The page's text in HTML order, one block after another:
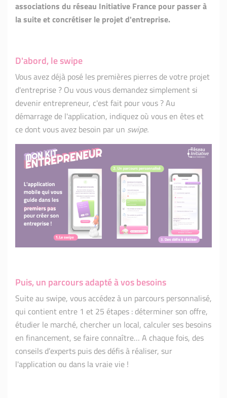
associations du réseau Initiative France pour passer à
la suite et concrétiser le projet d'entreprise.
D'abord, le swipe
Vous avez déjà posé les premières pierres de votre projet
d'entreprise ? Ou vous vous demandez simplement si
devenir entrepreneur, c'est fait pour vous ? Au
démarrage de l'application, indiquez où vous en êtes et
ce dont vous avez besoin par un swipe.
Puis, un parcours adapté à vos besoins
Suite au swipe, vous accédez à un parcours personnalisé,
qui contient entre 1 et 25 étapes : déterminer son offre,
étudier le marché, chercher un local, calculer ses besoins
en financement, se faire connaître… A chaque fois, des
conseils d’experts puis des défis à réaliser, sur
l'application ou dans la vraie vie !